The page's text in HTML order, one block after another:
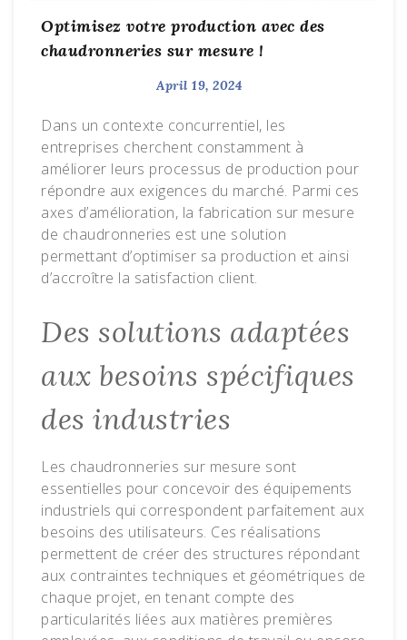
Optimisez votre production avec des
chaudronneries sur mesure !
April 19, 2024
Dans un contexte concurrentiel, les
entreprises cherchent constamment à
améliorer leurs processus de production pour
répondre aux exigences du marché. Parmi ces
axes d’amélioration, la fabrication sur mesure
de chaudronneries est une solution
permettant d’optimiser sa production et ainsi
d’accroître la satisfaction client.
Des solutions adaptées
aux besoins spécifiques
des industries
Les chaudronneries sur mesure sont
essentielles pour concevoir des équipements
industriels qui correspondent parfaitement aux
besoins des utilisateurs. Ces réalisations
permettent de créer des structures répondant
aux contraintes techniques et géométriques de
chaque projet, en tenant compte des
particularités liées aux matières premières